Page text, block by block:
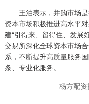
王泊表示，并购市场是
资本市场积极推进高水平
建“引得来、留得住、发展
交易所深化全球资本市场
系，不断提升高质量服务
条、专业化服务。
杨方配资